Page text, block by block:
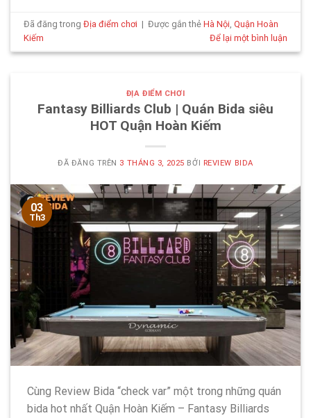
Đã đăng trongĐịa điểm chơi | Được gắn thẻHà Nội ,Quận Hoàn
Kiếm
Để lại một bình luận
ĐỊA ĐIỂM CHƠI
Fantasy Billiards Club | Quán Bida siêu
HOT Quận Hoàn Kiếm
ĐÃ ĐĂNG TRÊN 3 THÁNG 3, 2025 BỞI REVIEW BIDA
03
Th3
Cùng Review Bida “check var” một trong những quán
bida hot nhất Quận Hoàn Kiếm – Fantasy Billiards